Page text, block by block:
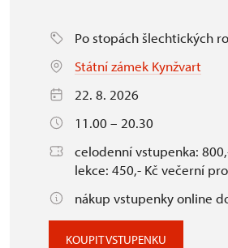
Po stopách šlechtických
Státní zámek Kynžvart
22. 8. 2026
11.00 – 20.30
celodenní vstupenka:
lekce: 450,- Kč večerní
nákup vstupenky online
KOUPIT VSTUPENKU